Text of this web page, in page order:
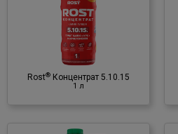
Rost® Концентрат 5.10.15
1 л
Органо-мінеральне
добриво
♦ гумінові речовини